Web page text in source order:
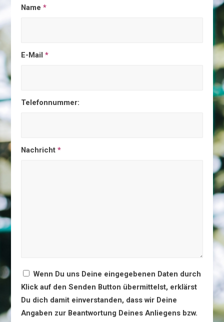
Name*
E-Mail*
Telefonnummer:
Nachricht*
Wenn Du uns Deine eingegebenen Daten durch
Klick auf den Senden Button übermittelst, erklärst
Du dich damit einverstanden, dass wir Deine
Angaben zur Beantwortung Deines Anliegens bzw.